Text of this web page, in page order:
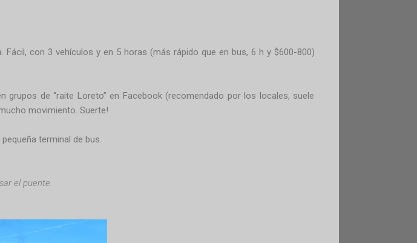
con 3 vehículos y en 5 horas (más rápido que en bus, 6 h y $600-800)
de “raite Loreto” en Facebook (recomendado por los locales, suele
movimiento. Suerte!
terminal de bus.
el puente.